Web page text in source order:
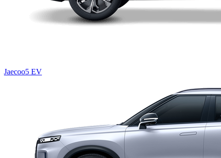
Jaecoo5 EV